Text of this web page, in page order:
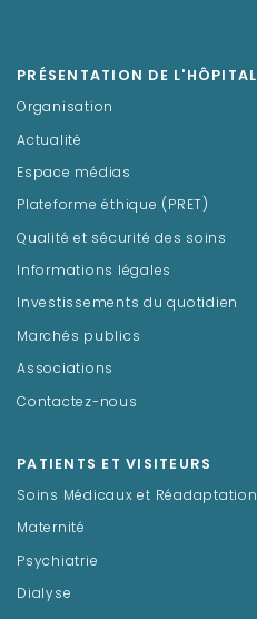
PRÉSENTATION DE L'HÔPITAL
Organisation
Actualité
Espace médias
Plateforme éthique (PRET)
Qualité et sécurité des soins
Informations légales
Investissements du quotidien
Marchés publics
Associations
Contactez-nous
PATIENTS ET VISITEURS
Soins Médicaux et Réadaptation
Maternité
Psychiatrie
Dialyse